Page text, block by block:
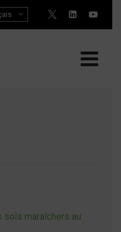
sols maraîchers au